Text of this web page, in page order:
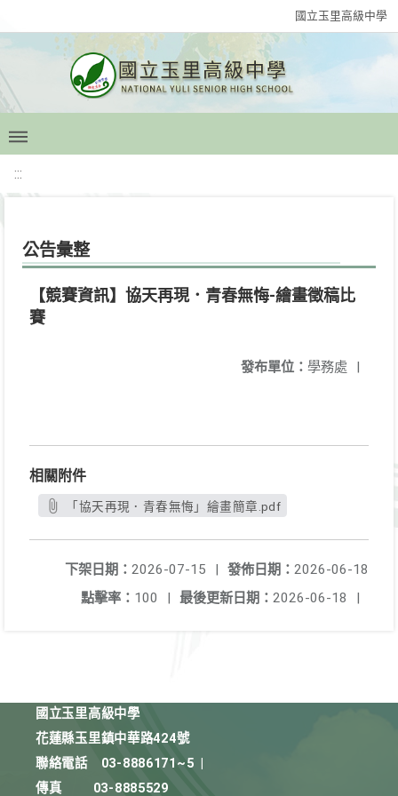
國立玉里高級中學
:::
公告彙整
【競賽資訊】協天再現．青春無悔-繪畫徵稿比
賽
發布單位： 學務處 |
相關附件
「協天再現．青春無悔」繪畫簡章.pdf
發佈日期： 2026-06-18
下架日期： 2026-07-15
|
最後更新日期： 2026-06-18 |
點擊率： 100 |
國立玉里高級中學
花蓮縣玉里鎮中華路424號
聯絡電話
03-8886171~5
傳真
03-8885529